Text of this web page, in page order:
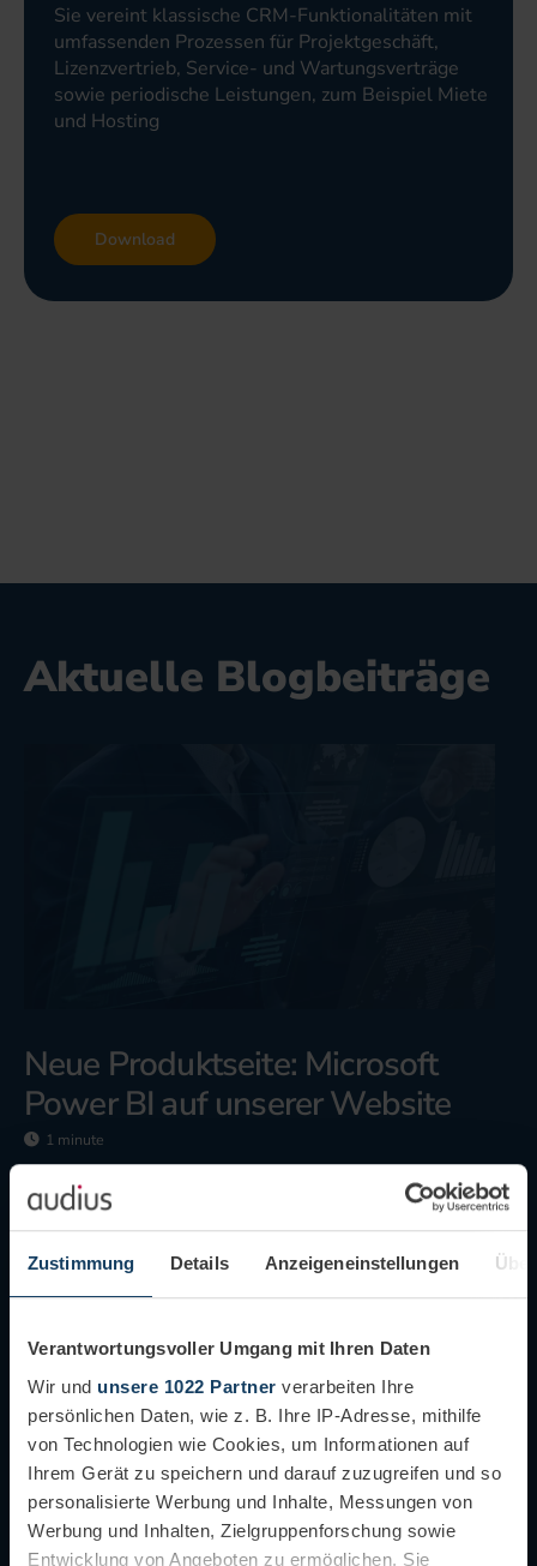
Zustimmung Details Anzeigeneinstellungen
Verantwortungsvoller Umgang mit Ihren Daten
Wir und unsere 1022 Partner verarbeiten Ihre
persönlichen Daten, wie z. B. Ihre IP-Adresse, mithilfe
von Technologien wie Cookies, um Informationen auf
Ihrem Gerät zu speichern und darauf zuzugreifen und so
personalisierte Werbung und Inhalte, Messungen von
Werbung und Inhalten, Zielgruppenforschung sowie
Entwicklung von Angeboten zu ermöglichen. Sie
Sie vereint klassische CRM-Funktionalitäten mit
umfassenden Prozessen für Projektgeschäft,
Lizenzvertrieb, Service- und Wartungsverträge
sowie periodische Leistungen, zum Beispiel Miete
und Hosting
Download
Aktuelle Blogbeiträge
Neue Produktseite: Microsoft
Power BI auf unserer Website
1 minute
Wir freuen uns, Ihnen die neue Produktseite
über Microsoft Power BI auf unserer Website
vorzustellen.